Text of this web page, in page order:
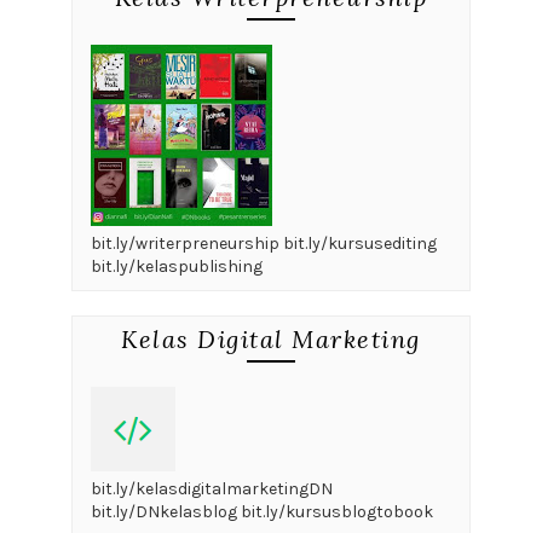
bit.ly/writerpreneurship bit.ly/kursusediting
bit.ly/kelaspublishing
Kelas Digital Marketing
bit.ly/kelasdigitalmarketingDN
bit.ly/DNkelasblog bit.ly/kursusblogtobook